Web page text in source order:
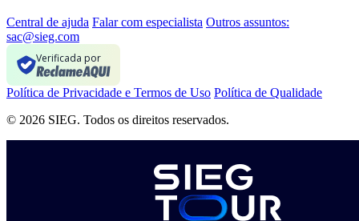
Central de ajuda Falar com especialista Outros assuntos:
sac@sieg.com
Verificada por
Política de Privacidade e Termos de Uso Política de Qualidade
© 2026 SIEG. Todos os direitos reservados.